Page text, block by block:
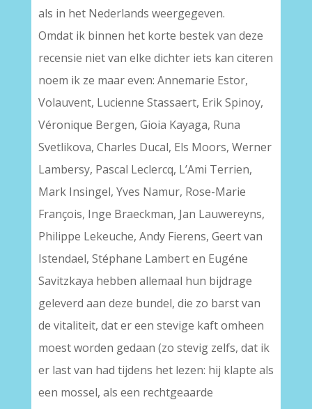
als in het Nederlands weergegeven.
Omdat ik binnen het korte bestek van deze
recensie niet van elke dichter iets kan citeren
noem ik ze maar even: Annemarie Estor,
Volauvent, Lucienne Stassaert, Erik Spinoy,
Véronique Bergen, Gioia Kayaga, Runa
Svetlikova, Charles Ducal, Els Moors, Werner
Lambersy, Pascal Leclercq, L’Ami Terrien,
Mark Insingel, Yves Namur, Rose-Marie
François, Inge Braeckman, Jan Lauwereyns,
Philippe Lekeuche, Andy Fierens, Geert van
Istendael, Stéphane Lambert en Eugéne
Savitzkaya hebben allemaal hun bijdrage
geleverd aan deze bundel, die zo barst van
de vitaliteit, dat er een stevige kaft omheen
moest worden gedaan (zo stevig zelfs, dat ik
er last van had tijdens het lezen: hij klapte als
een mossel, als een rechtgeaarde